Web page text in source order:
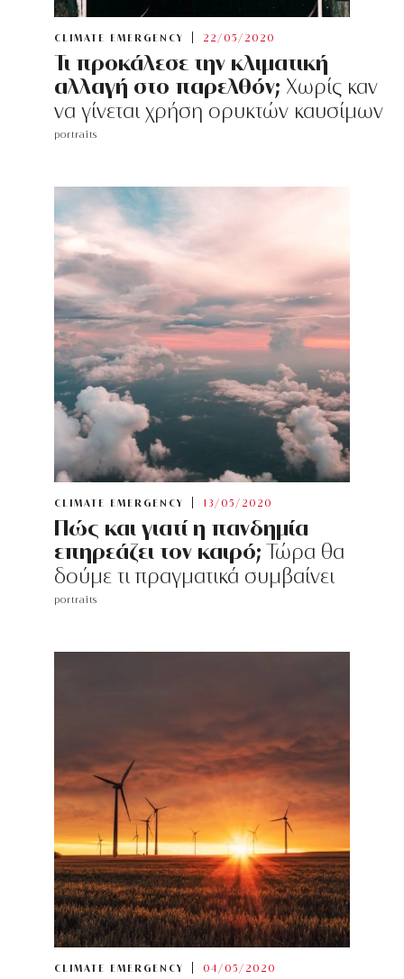
CLIMATE EMERGENCY 22/05/2020
Τι προκάλεσε την κλιματική
αλλαγή στο παρελθόν; Χωρίς καν
να γίνεται χρήση ορυκτών καυσίμων
portraits
CLIMATE EMERGENCY 13/05/2020
Πώς και γιατί η πανδημία
επηρεάζει τον καιρό; Τώρα θα
δούμε τι πραγματικά συμβαίνει
portraits
CLIMATE EMERGENCY 04/05/2020